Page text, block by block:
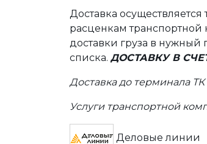
Доставка
расценкам транспортной
доставки груза в нужный
списка. ДОСТАВКУ В
Доставка до терминала ТК
Услуги транспортной
Деловые линии